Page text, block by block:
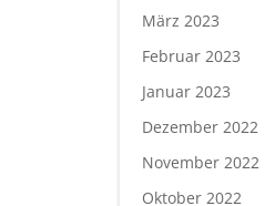
März 2023
Februar 2023
Januar 2023
Dezember 2022
November 2022
Oktober 2022